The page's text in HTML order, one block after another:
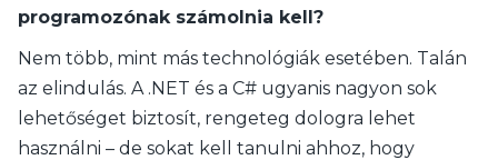
programozónak számolnia kell?
Nem több, mint más technológiák esetében. Talán
az elindulás. A .NET és a C# ugyanis nagyon sok
lehetőséget biztosít, rengeteg dologra lehet
használni – de sokat kell tanulni ahhoz, hogy